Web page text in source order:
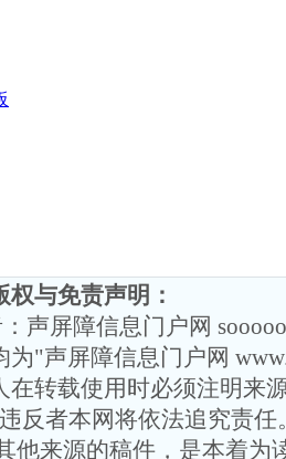
与免责声明：
声屏障信息门户网
"声屏障信息门户网
在转载使用时必须注明来
反者本网将依法追究责任
他来源的稿件，是本着为